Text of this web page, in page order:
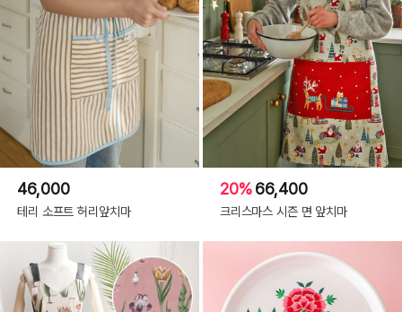
46,000
테리 소프트 허리앞치마
20%66,400
크리스마스 시즌 면 앞치마